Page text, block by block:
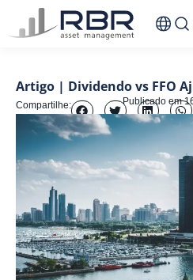
conteúdo
Artigo | Dividendo vs FFO
Publicado em
Compartilhe: